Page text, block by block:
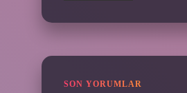
SON YORUMLAR